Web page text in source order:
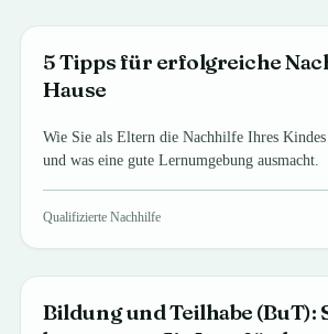
5 Tipps für erfolgreiche
Hause
Wie Sie als Eltern die Nachhilfe Ihres
und was eine gute Lernumgebung ausmacht.
Qualifizierte Nachhilfe
Bildung und Teilhabe (BuT):